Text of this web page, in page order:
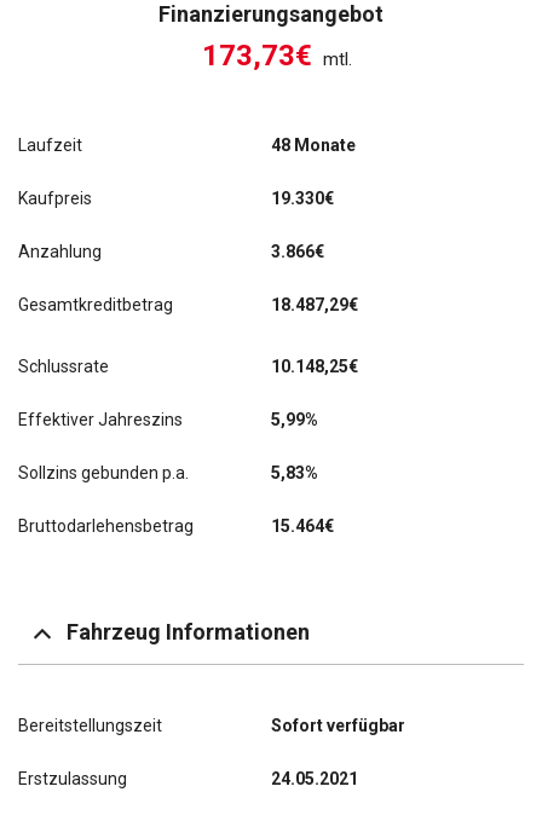
Finanzierungsangebot
173,73€ mtl.
Laufzeit 48 Monate
Kaufpreis 19.330€
Anzahlung 3.866€
Gesamtkreditbetrag 18.487,29€
Schlussrate 10.148,25€
Effektiver Jahreszins 5,99%
Sollzins gebunden p.a. 5,83%
Bruttodarlehensbetrag 15.464€
Fahrzeug Informationen
Bereitstellungszeit Sofort verfügbar
Erstzulassung 24.05.2021